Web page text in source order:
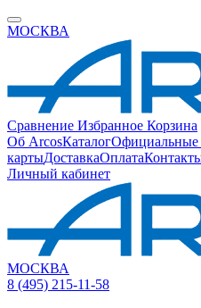
МОСКВА
Сравнение Избранное Корзина
Об ArcosКаталогОфициальные
картыДоставкаОплата
Личный кабинет
МОСКВА
8 (495) 215-11-58